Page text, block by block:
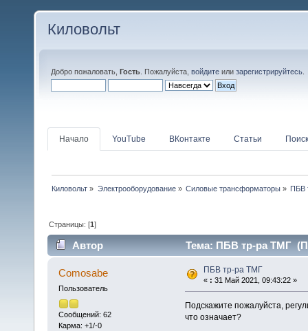
Киловольт
Добро пожаловать, Гость . Пожалуйста, войдите или зарегистрируйтесь
Начало YouTube ВКонтакте Статьи Поиск
Киловольт » Электрооборудование» Силовые трансформаторы» ПБВ
Страницы: [1]
Автор Тема: ПБВ тр-ра ТМГ
Comosabe
Пользователь
Сообщений: 62
Карма: +1/-0
ПБВ тр-ра ТМГ
« : 31 Май 2021, 09:43:22 »
Подскажите пожалуйста,
что означает?